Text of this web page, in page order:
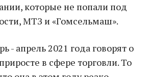
которые не попали под
МТЗ и «Гомсельмаш».
- апрель 2021 года говорят о
в сфере торговли. То